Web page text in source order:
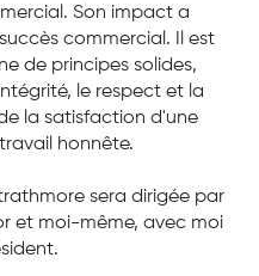
Son impact a
commercial. Il est
de principes solides,
le respect et la
la satisfaction d'une
honnête.
sera dirigée par
et moi-même, avec moi